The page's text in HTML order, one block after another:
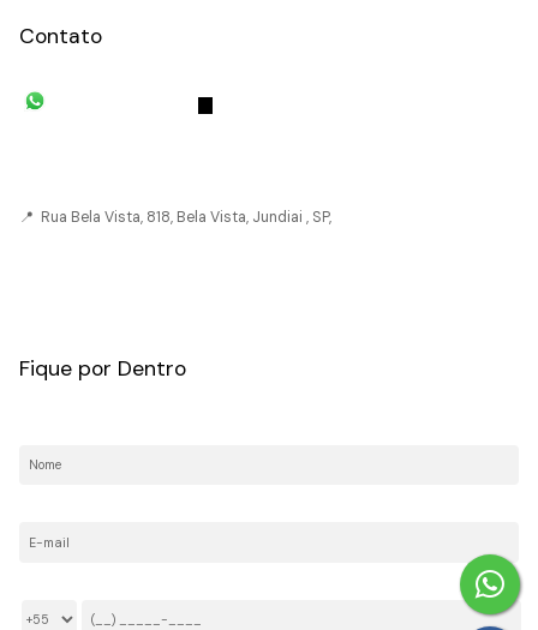
Contato
📍 Rua Bela Vista, 818, Bela Vista, Jundiai , SP,
Fique por Dentro